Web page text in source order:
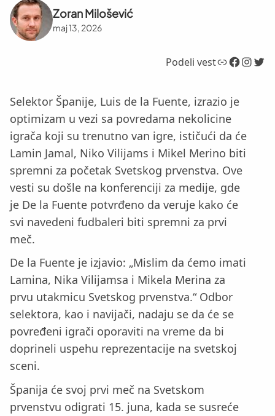
Zoran Milošević
maj 13, 2026
Podeli vestLink Facebook InstagramTwitter
Selektor Španije, Luis de la Fuente, izrazio je
optimizam u vezi sa povredama nekolicine
igrača koji su trenutno van igre, ističući da će
Lamin Jamal, Niko Vilijams i Mikel Merino biti
spremni za početak Svetskog prvenstva. Ove
vesti su došle na konferenciji za medije, gde
je De la Fuente potvrđeno da veruje kako će
svi navedeni fudbaleri biti spremni za prvi
meč.
De la Fuente je izjavio: „Mislim da ćemo imati
Lamina, Nika Vilijamsa i Mikela Merina za
prvu utakmicu Svetskog prvenstva.“ Odbor
selektora, kao i navijači, nadaju se da će se
povređeni igrači oporaviti na vreme da bi
doprineli uspehu reprezentacije na svetskoj
sceni.
Španija će svoj prvi meč na Svetskom
prvenstvu odigrati 15. juna, kada se susreće